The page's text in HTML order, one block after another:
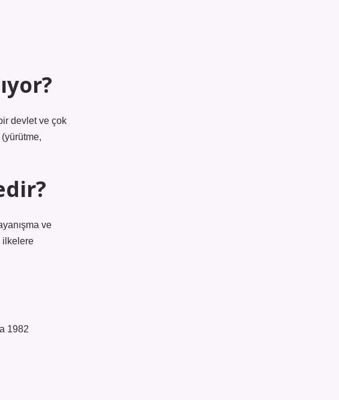
devlet ve çok
ve
ilkelere
1982